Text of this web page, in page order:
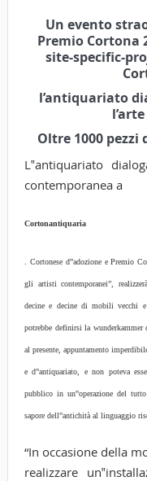
Un evento
Premio Cortona
site-specific-
l’antiquariato
Oltre 1000
L‟antiquariato
contemporanea a
Cortonantiquaria
. Cortonese d‟adozione e Premio
gli artisti contemporanei”,
decine e decine di mobili vecchi
potrebbe definirsi la wunderkammer
al presente, appuntamento
e d‟antiquariato, e non poteva
pubblico in un‟operazione del
sapore dell‟antichità al linguaggio
“In occasione della
realizzare